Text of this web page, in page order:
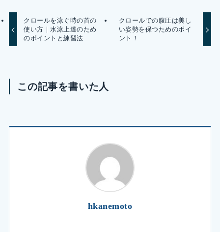
クロールを泳ぐ時の首の
使い方｜水泳上達のため
のポイントと練習法
クロールでの腹圧は美し
い姿勢を保つためのポイ
ント！
この記事を書いた人
hkanemoto